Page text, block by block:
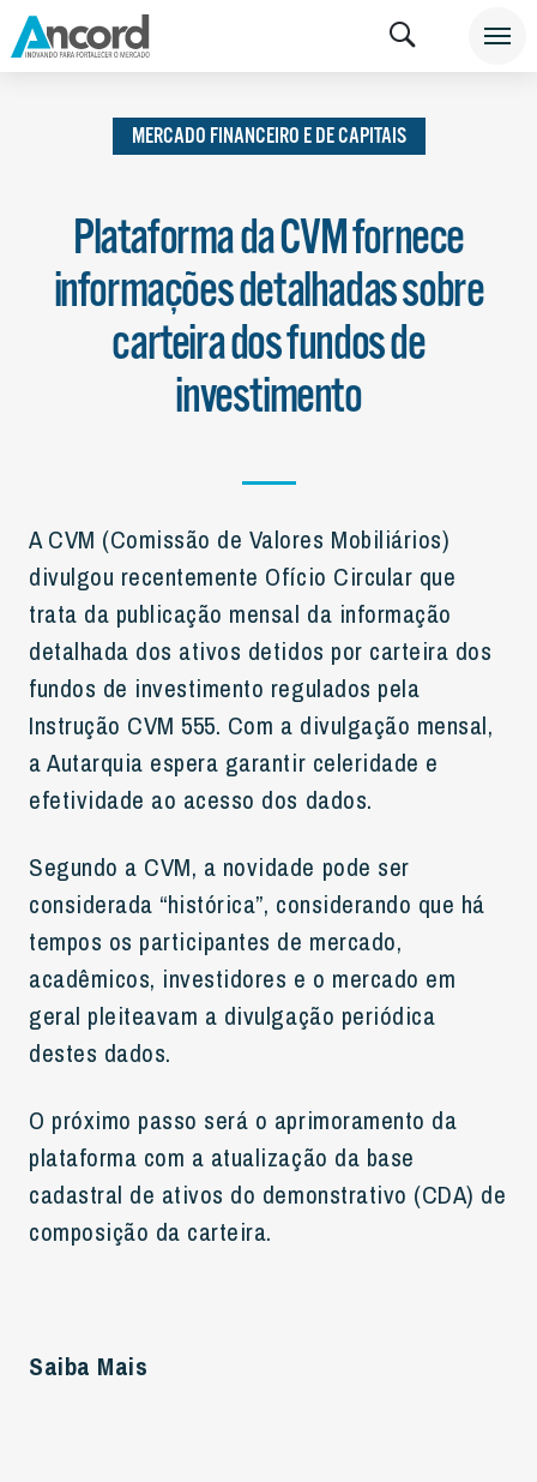
INSTITUCIONAL
MERCADO FINANCEIRO
E DE CAPITAIS
MERCADO FINANCEIRO E DE CAPITAIS
Plataforma da CVM fornece
informações detalhadas sobre
carteira dos fundos de
investimento
A CVM (Comissão de Valores Mobiliários)
divulgou recentemente Ofício Circular que
trata da publicação mensal da informação
detalhada dos ativos detidos por carteira dos
fundos de investimento regulados pela
Instrução CVM 555. Com a divulgação mensal,
a Autarquia espera garantir celeridade e
efetividade ao acesso dos dados.
Segundo a CVM, a novidade pode ser
considerada “histórica”, considerando que há
tempos os participantes de mercado,
acadêmicos, investidores e o mercado em
geral pleiteavam a divulgação periódica
destes dados.
O próximo passo será o aprimoramento da
plataforma com a atualização da base
cadastral de ativos do demonstrativo (CDA) de
composição da carteira.
Saiba Mais